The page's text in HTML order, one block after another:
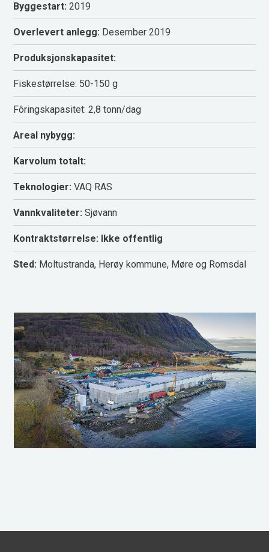
Byggestart: 2019
Overlevert anlegg: Desember 2019
Produksjonskapasitet:
Fiskestørrelse: 50-150 g
Fôringskapasitet: 2,8 tonn/dag
Areal nybygg:
Karvolum totalt:
Teknologier: VAQ RAS
Vannkvaliteter: Sjøvann
Kontraktstørrelse: Ikke offentlig
Sted: Moltustranda, Herøy kommune, Møre og Romsdal